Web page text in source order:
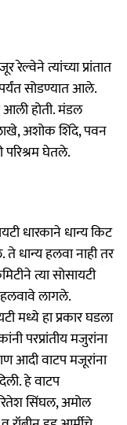
रेल्वेने त्यांच्या प्रांतात
सोडण्यात आले.
आली होती. मंडल
अशोक शिंदे, पवन
परिश्रम घेतले.
धारकाने धान्य किट
धान्य हलवा नाही तर
त्या सोसायटी
लागले.
मध्ये हा प्रकार घडला
परप्रांतीय मजुरांना
आदी वाटप मजूरांना
हे वाटप
सिंघल, अमोल